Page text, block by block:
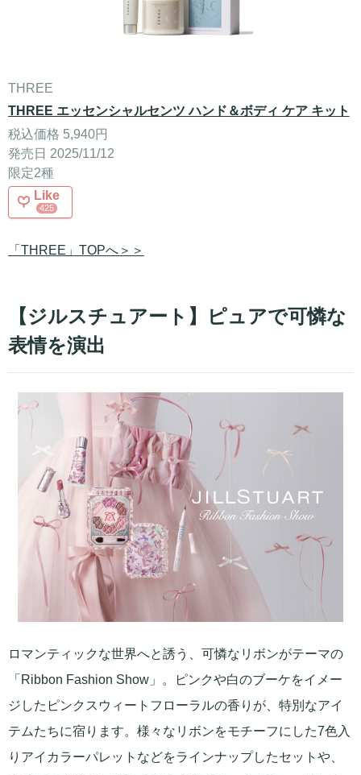
THREE
THREE エッセンシャルセンツ ハンド＆ボディ ケア キット
税込価格 5,940円
発売日 2025/11/12
限定2種
Like
425
「THREE」TOPへ＞＞
【ジルスチュアート】ピュアで可憐な
表情を演出
ロマンティックな世界へと誘う、可憐なリボンがテーマの
「Ribbon Fashion Show」。ピンクや白のブーケをイメー
ジしたピンクスウィートフローラルの香りが、特別なアイ
テムたちに宿ります。様々なリボンをモチーフにした7色入
りアイカラーパレットなどをラインナップしたセットや、